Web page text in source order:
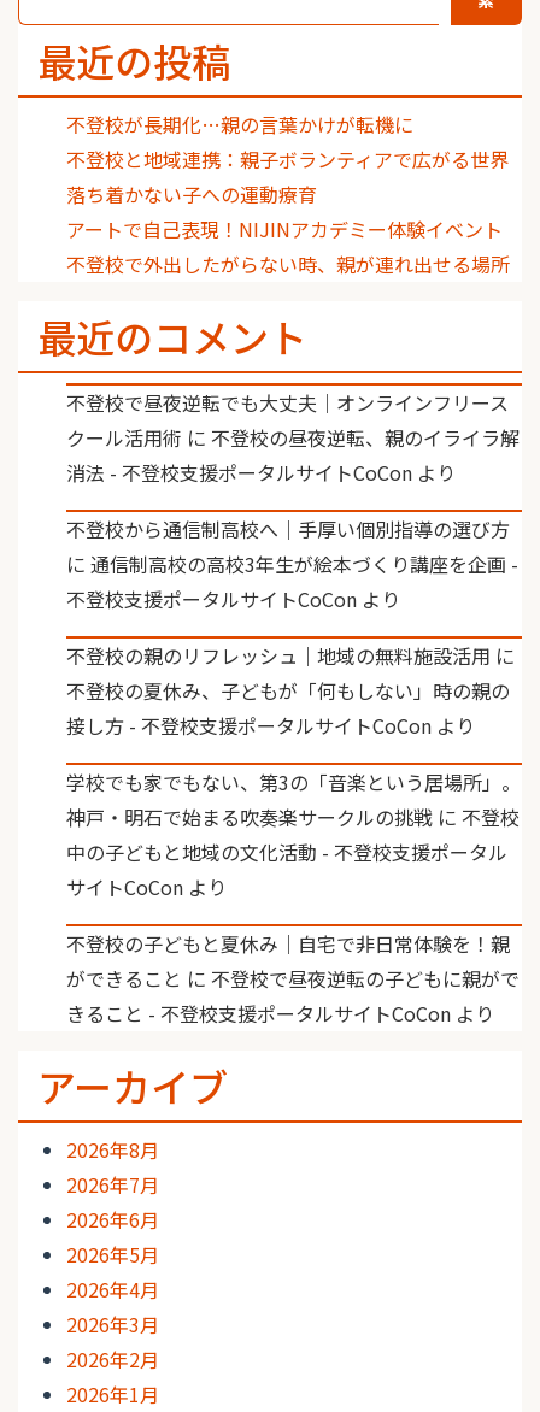
最近の投稿
不登校が長期化…親の言葉かけが転機に
不登校と地域連携：親子ボランティアで広がる世界
落ち着かない子への運動療育
アートで自己表現！NIJINアカデミー体験イベント
不登校で外出したがらない時、親が連れ出せる場所
最近のコメント
不登校で昼夜逆転でも大丈夫｜オンラインフリース
クール活用術 に 不登校の昼夜逆転、親のイライラ解
消法 - 不登校支援ポータルサイトCoCon より
不登校から通信制高校へ｜手厚い個別指導の選び方
に 通信制高校の高校3年生が絵本づくり講座を企画 -
不登校支援ポータルサイトCoCon より
不登校の親のリフレッシュ｜地域の無料施設活用 に
不登校の夏休み、子どもが「何もしない」時の親の
接し方 - 不登校支援ポータルサイトCoCon より
学校でも家でもない、第3の「音楽という居場所」。
神戸・明石で始まる吹奏楽サークルの挑戦 に 不登校
中の子どもと地域の文化活動 - 不登校支援ポータル
サイトCoCon より
不登校の子どもと夏休み｜自宅で非日常体験を！親
ができること に 不登校で昼夜逆転の子どもに親がで
きること - 不登校支援ポータルサイトCoCon より
アーカイブ
2026年8月
2026年7月
2026年6月
2026年5月
2026年4月
2026年3月
2026年2月
2026年1月